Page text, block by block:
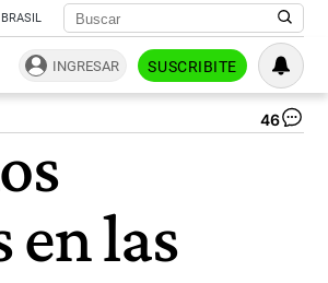
INGRESAR SUSCRIBITE
46
las